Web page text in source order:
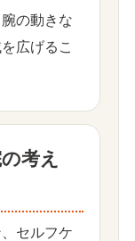
の動きな
広げるこ
考え
セルフケ